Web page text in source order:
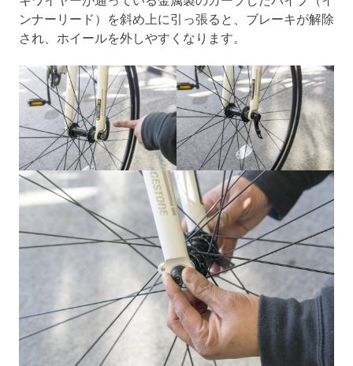
ンナーリード）を斜め上に引っ張ると、ブレーキが解除
され、ホイールを外しやすくなります。